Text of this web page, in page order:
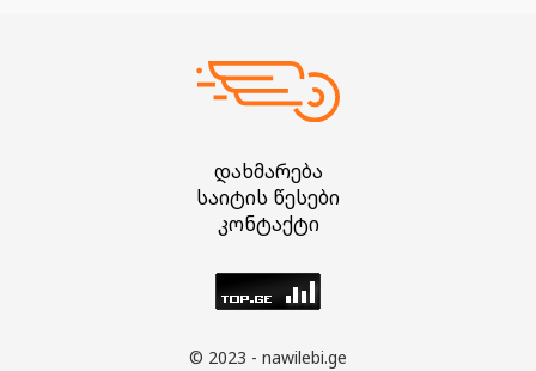
დახმარება
საიტის წესები
კონტაქტი
© 2023 - nawilebi.ge